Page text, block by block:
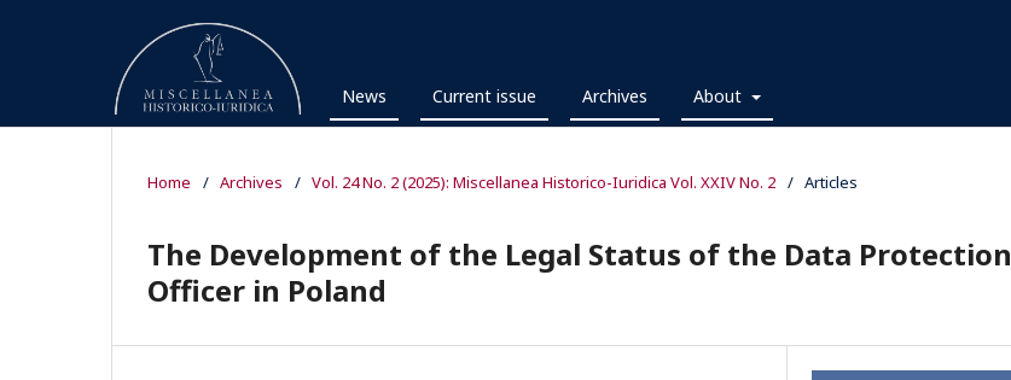
News Current issue Archives About
Home / Archives / Vol. 24 No. 2 (2025): Miscellanea Historico-Iuridica Vol. XXIV No. 2 / Articles
The Development of the Legal Status of the Data Protection
Officer in Poland